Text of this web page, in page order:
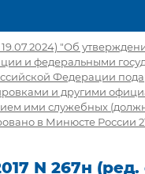
"Об
и федеральными
Федерации
и другими
ими служебных
в Минюсте России
N 267н (ред.